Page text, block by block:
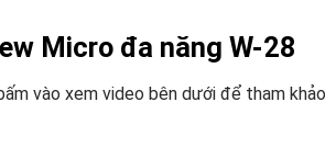
Micro đa năng W-28
vào xem video bên dưới để tham